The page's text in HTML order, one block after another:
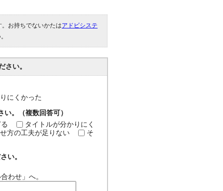
お持ちでないかたはアドビシステ
さい。
にくかった
。（複数回答可）
タイトルが分かりにく
方の工夫が足りない
そ
い。
わせ」へ。